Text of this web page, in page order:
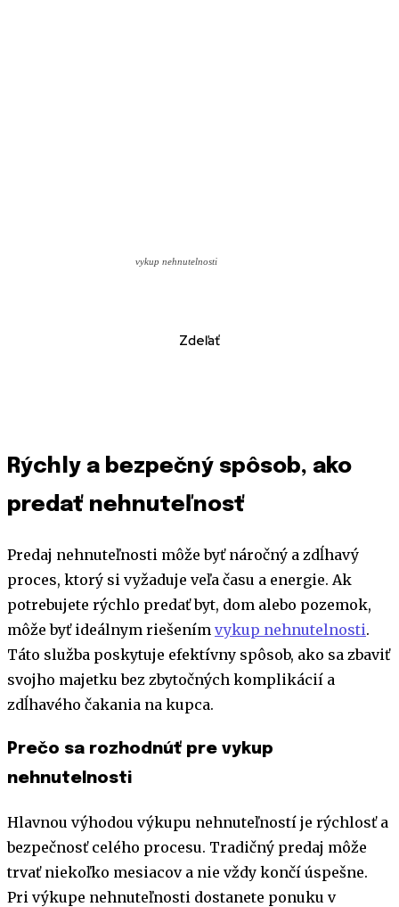
vykup nehnutelnosti
Zdeľať
Rýchly a bezpečný spôsob, ako
predať nehnuteľnosť
Predaj nehnuteľnosti môže byť náročný a zdĺhavý
proces, ktorý si vyžaduje veľa času a energie. Ak
potrebujete rýchlo predať byt, dom alebo pozemok,
môže byť ideálnym riešením vykup nehnutelnosti.
Táto služba poskytuje efektívny spôsob, ako sa zbaviť
svojho majetku bez zbytočných komplikácií a
zdĺhavého čakania na kupca.
Prečo sa rozhodnúť pre vykup
nehnutelnosti
Hlavnou výhodou výkupu nehnuteľností je rýchlosť a
bezpečnosť celého procesu. Tradičný predaj môže
trvať niekoľko mesiacov a nie vždy končí úspešne.
Pri výkupe nehnuteľnosti dostanete ponuku v